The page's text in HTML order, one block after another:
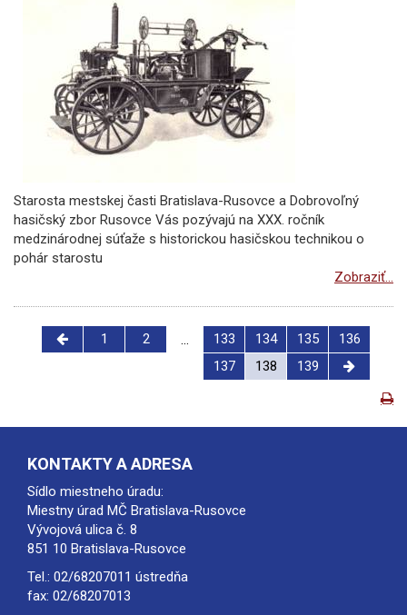
Starosta mestskej časti Bratislava-Rusovce a Dobrovoľný
hasičský zbor Rusovce Vás pozývajú na XXX. ročník
medzinárodnej súťaže s historickou hasičskou technikou o
pohár starostu
Zobraziť...
1 2 ... 133 134 135
136
137
138 139
KONTAKTY A ADRESA
Sídlo miestneho úradu:
Miestny úrad MČ Bratislava-Rusovce
Vývojová ulica č. 8
851 10 Bratislava-Rusovce
Tel.: 02/68207011 ústredňa
fax: 02/68207013